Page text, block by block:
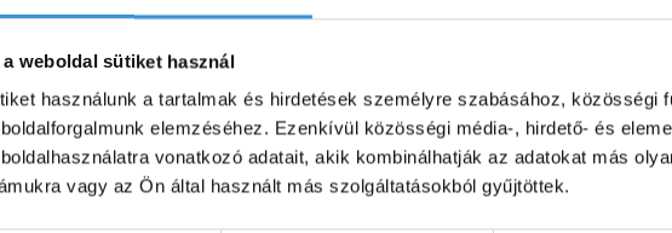
a weboldal sütiket használ
használunk a tartalmak és hirdetések személyre szabásához, közösségi
elemzéséhez. Ezenkívül közösségi média-, hirdető- és
vonatkozó adatait, akik kombinálhatják az adatokat más
vagy az Ön által használt más szolgáltatásokból gyűjtöttek.
Hasonló termékek